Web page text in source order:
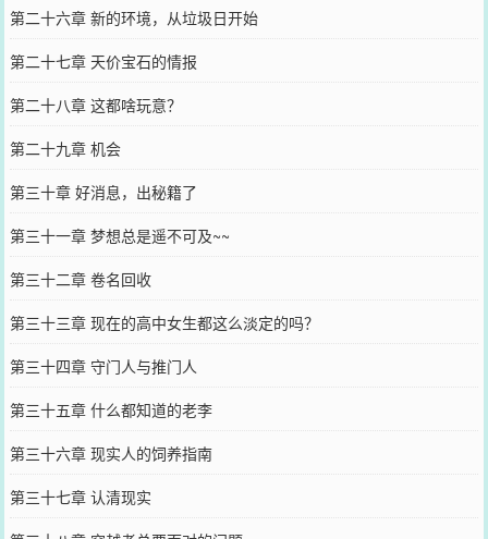
第二十六章 新的环境，从垃圾日开始
第二十七章 天价宝石的情报
第二十八章 这都啥玩意？
第二十九章 机会
第三十章 好消息，出秘籍了
第三十一章 梦想总是遥不可及~~
第三十二章 卷名回收
第三十三章 现在的高中女生都这么淡定的吗？
第三十四章 守门人与推门人
第三十五章 什么都知道的老李
第三十六章 现实人的饲养指南
第三十七章 认清现实